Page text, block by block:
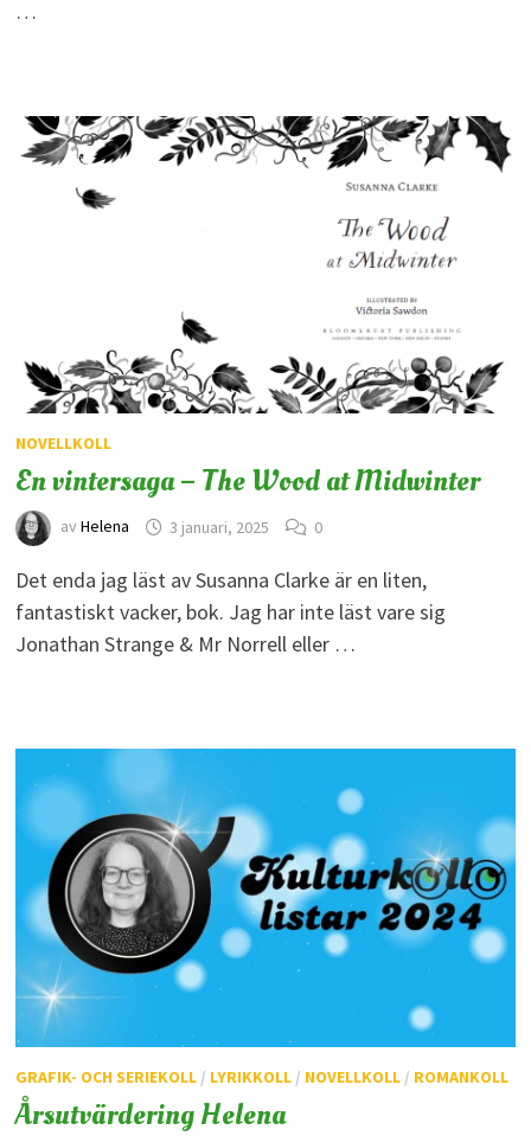
…
NOVELLKOLL
En vintersaga – The Wood at Midwinter
av Helena 3 januari, 2025 0
Det enda jag läst av Susanna Clarke är en liten,
fantastiskt vacker, bok. Jag har inte läst vare sig
Jonathan Strange & Mr Norrell eller …
GRAFIK- OCH SERIEKOLL/ LYRIKKOLL/ NOVELLKOLL/ ROMANKOLL
Årsutvärdering Helena